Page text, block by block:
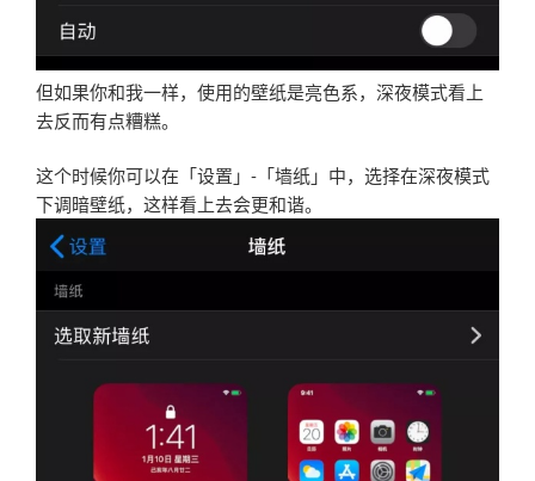
但如果你和我一样，使用的壁纸是亮色系，深夜模式看上
去反而有点糟糕。
这个时候你可以在「设置」-「墙纸」中，选择在深夜模式
下调暗壁纸，这样看上去会更和谐。